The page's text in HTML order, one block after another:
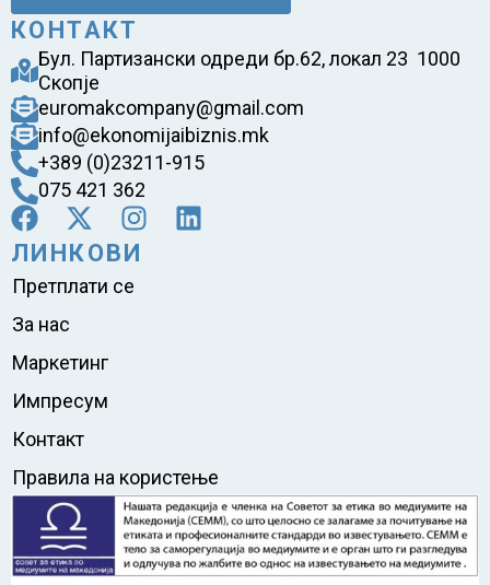
КОНТАКТ
Бул. Партизански одреди бр.62, локал 23 1000
Скопје
euromakcompany@gmail.com
info@ekonomijaibiznis.mk
+389 (0)23211-915
075 421 362
ЛИНКОВИ
Претплати се
За нас
Маркетинг
Импресум
Контакт
Правила на користење